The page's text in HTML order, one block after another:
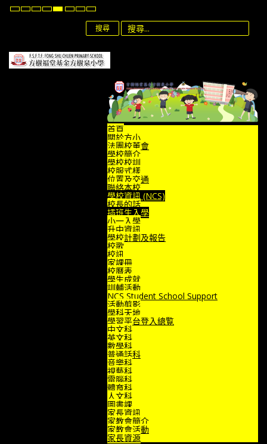
Default
NightHighHighHigh
Contrast
Set
Smaller
Set
Default
Set
Larger
Font
搜尋
首頁
關於方小
法團校董會
學校簡介
學校校訓
校服式樣
位置及交通
聯絡本校
學校資訊 (NCS)
校長的話
插班生入學
小一入學
升中資訊
學校計劃及報告
校歌
校訊
家課冊
校曆表
學生成就
訓輔活動
NCS Student School Support
活動剪影
學科天地
學習平台登入總覧
中文科
英文科
數學科
普通話科
音樂科
視藝科
電腦科
體育科
人文科
圖書課
家長資訊
家教會簡介
家教會活動
家長資源